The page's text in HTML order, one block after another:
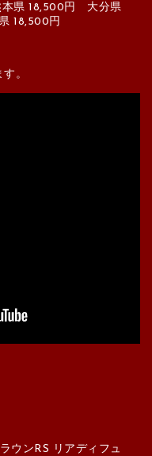
県 18,500円 大分県
18,500円
。
ウンRS リアディフュ